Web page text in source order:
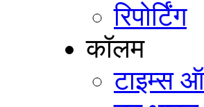
रिपोर्टिंग
कॉलम
टाइम्स